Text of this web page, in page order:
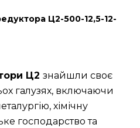
Ц2-500-12,5-12-
Ц2 знайшли своє
галузях, включаючи
хімічну
господарство та